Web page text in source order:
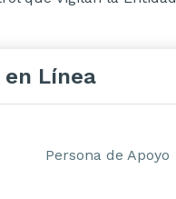
en Línea
Persona de Apoyo